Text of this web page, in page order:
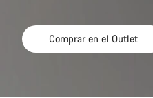
Comprar en el Outlet